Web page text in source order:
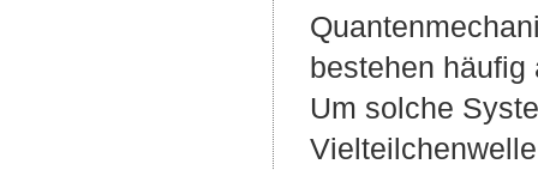
bestehen häufig
Um solche